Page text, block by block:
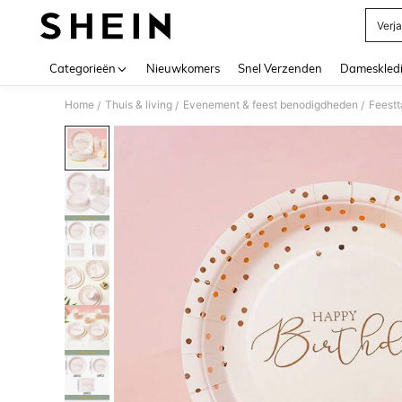
Categorieën Nieuwkomers Snel Verzenden
Home / Thuis & living / Evenement & feest benodigdheden /